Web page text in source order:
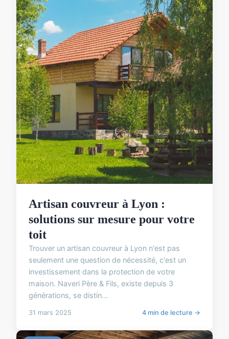
Artisan couvreur à Lyon :
solutions sur mesure pour votre
toit
Trouver un artisan couvreur à Lyon n'est pas
seulement une question de nécessité, c'est un
investissement dans la protection de votre
maison. Naveri Père & Fils, existe depuis 3
générations, se distin...
31 mars 2025 4 min de lecture →